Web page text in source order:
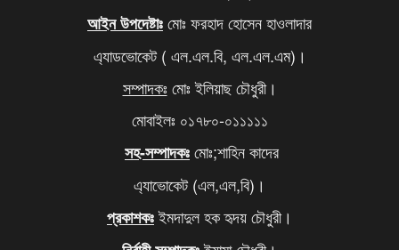
আবারও বাড়ল এলপি গ্যাসের দাম
দিল্লিতে থাকা আপনার বোনকে বাংলাদেশে ফেরত পাঠান,
মোদিকে ওয়াইসির কড়া হুঁশিয়ারি
আইন উপদেষ্টাঃমোঃ ফরহাদ হোসেন হাওলাদার
এ্যাডভোকেট ( এল.এল.বি, এল.এল.এম)।
সম্পাদকঃ মোঃ ইলিয়াছ চৌধুরী।
মোবাইলঃ ০১৭৮০-০১১১১১
সহ-সম্পাদকঃমোঃ;শাহিন কাদের
এ্যাভোকেট (এল,এল,বি)।
প্রকাশকঃইমদাদুল হক হৃদয় চৌধুরী।